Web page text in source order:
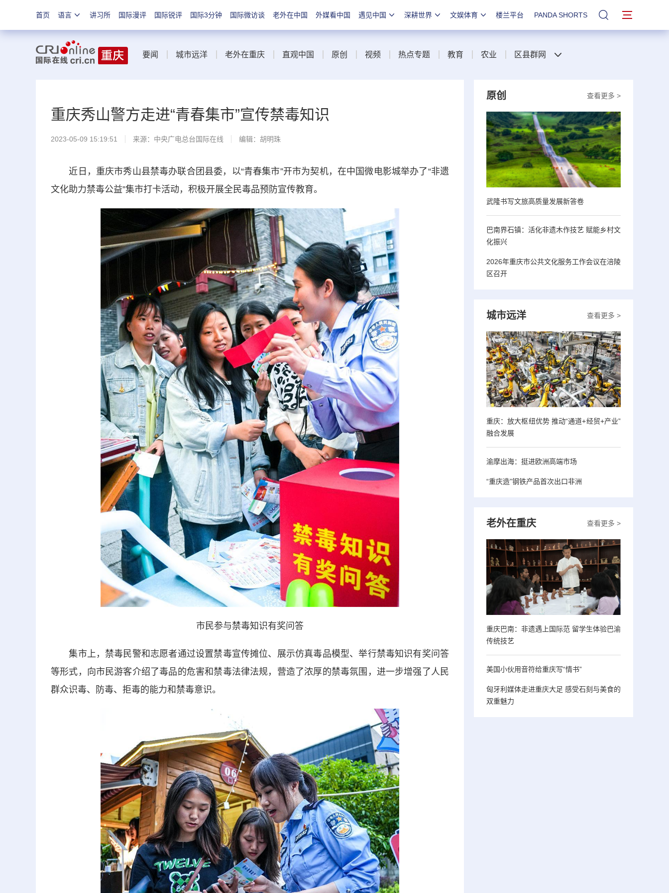
首页 语言 讲习所 国际漫评 国际锐评 国际3分钟 国际微访谈 老外在中国 外媒看中国 遇见中国 深耕世界 文娱体育 楼兰平台 PANDA SHORTS 站内搜索
要闻 城市远洋 老外在重庆 直观中国 原创 视频 热点专题 教育 农业 区县群网
重庆秀山警方走进“青春集市”宣传禁毒知识
2023-05-09 15:19:51 来源：中央广电总台国际在线 编辑：胡明珠
近日，重庆市秀山县禁毒办联合团县委，以“青春集市”开市为契机，在中国微电影城举办了“非遗
文化助力禁毒公益”集市打卡活动，积极开展全民毒品预防宣传教育。
市民参与禁毒知识有奖问答
集市上，禁毒民警和志愿者通过设置禁毒宣传摊位、展示仿真毒品模型、举行禁毒知识有奖问答
等形式，向市民游客介绍了毒品的危害和禁毒法律法规，营造了浓厚的禁毒氛围，进一步增强了人民
群众识毒、防毒、拒毒的能力和禁毒意识。
查看更多 >
原创
武隆书写文旅高质量发展新答卷
巴南界石镇：活化非遗木作技艺 赋能乡村文
化振兴
2026年重庆市公共文化服务工作会议在涪陵
区召开
查看更多 >
城市远洋
重庆：放大枢纽优势 推动“通道+经贸+产业”
融合发展
渝摩出海：挺进欧洲高端市场
“重庆造”钢铁产品首次出口非洲
查看更多 >
老外在重庆
重庆巴南：非遗遇上国际范 留学生体验巴渝
传统技艺
美国小伙用音符给重庆写“情书”
匈牙利媒体走进重庆大足 感受石刻与美食的
双重魅力